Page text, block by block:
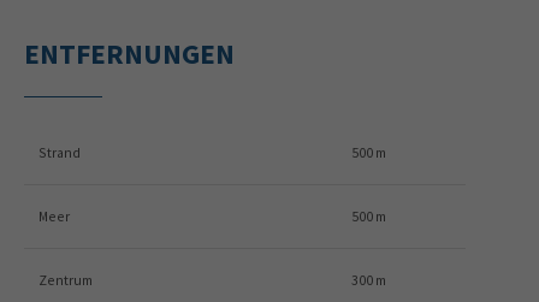
ENTFERNUNGEN
Strand 500 m
Meer 500 m
Zentrum 300 m